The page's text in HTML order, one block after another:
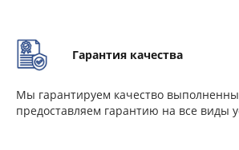
Гарантия качества
Мы гарантируем качество
предоставляем гарантию на все виды